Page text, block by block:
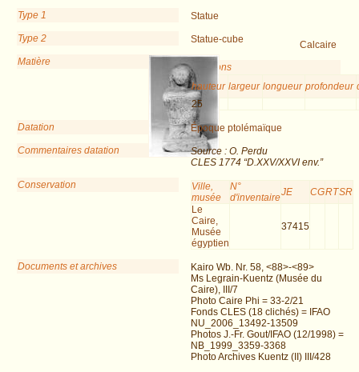
Type 1
Statue
Type 2
Statue-cube
Matière
Calcaire
Dimensions
hauteur largeur longueur profondeur
25
Datation
Époque ptolémaïque
Commentaires datation
Source : O. Perdu
CLES 1774 “D.XXV/XXVI env.”
Conservation
Ville,
musée
N°
d'inventaireJE CGRTSR
Le
Caire,
Musée
égyptien
37415
Documents et archives
Kairo Wb. Nr. 58, <88>-<89>
Ms Legrain-Kuentz (Musée du
Caire), III/7
Photo Caire Phi = 33-2/21
Fonds CLES (18 clichés) = IFAO
NU_2006_13492-13509
Photos J.-Fr. Gout/IFAO (12/1998) =
NB_1999_3359-3368
Photo Archives Kuentz (II) III/428